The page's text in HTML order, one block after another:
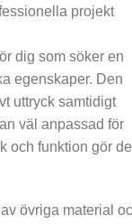
projekt
dig som söker en
egenskaper. Den
uttryck samtidigt
väl anpassad för
och funktion gör
övriga material